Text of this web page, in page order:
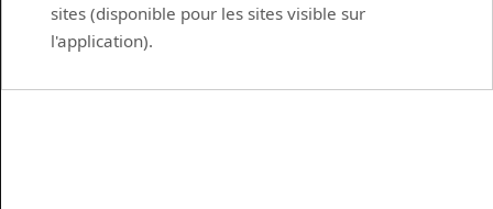
sites (disponible pour les sites visible sur
l'application).